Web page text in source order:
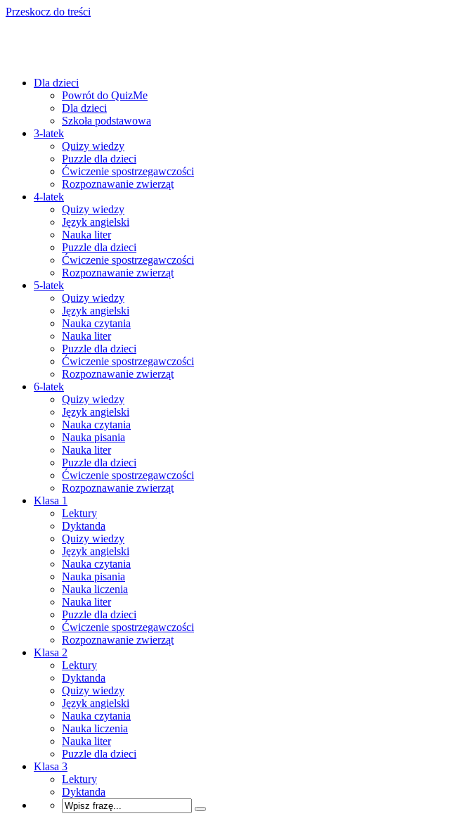
Przeskocz do treści
Dla dzieci
Powrót do QuizMe
Dla dzieci
Szkoła podstawowa
3-latek
Quizy wiedzy
Puzzle dla dzieci
Ćwiczenie spostrzegawczości
Rozpoznawanie zwierząt
4-latek
Quizy wiedzy
Język angielski
Nauka liter
Puzzle dla dzieci
Ćwiczenie spostrzegawczości
Rozpoznawanie zwierząt
5-latek
Quizy wiedzy
Język angielski
Nauka czytania
Nauka liter
Puzzle dla dzieci
Ćwiczenie spostrzegawczości
Rozpoznawanie zwierząt
6-latek
Quizy wiedzy
Język angielski
Nauka czytania
Nauka pisania
Nauka liter
Puzzle dla dzieci
Ćwiczenie spostrzegawczości
Rozpoznawanie zwierząt
Klasa 1
Lektury
Dyktanda
Quizy wiedzy
Język angielski
Nauka czytania
Nauka pisania
Nauka liczenia
Nauka liter
Puzzle dla dzieci
Ćwiczenie spostrzegawczości
Rozpoznawanie zwierząt
Klasa 2
Lektury
Dyktanda
Quizy wiedzy
Język angielski
Nauka czytania
Nauka liczenia
Nauka liter
Puzzle dla dzieci
Klasa 3
Lektury
Dyktanda